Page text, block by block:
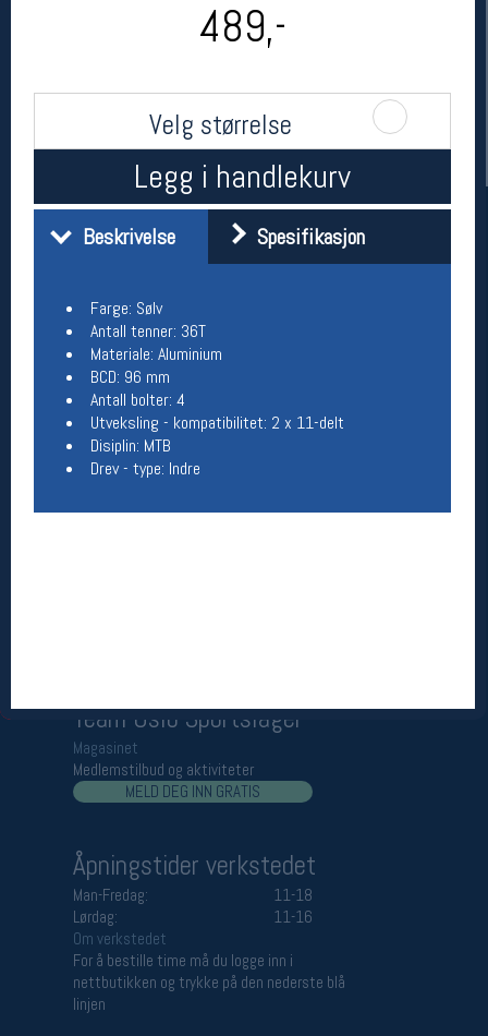
489,-
Velg størrelse
Legg i handlekurv
Beskrivelse Spesifikasjon
Farge: Sølv
Antall tenner: 36T
Materiale: Aluminium
BCD: 96 mm
Antall bolter: 4
Utveksling - kompatibilitet: 2 x 11-delt
Disiplin: MTB
Drev - type: Indre
Her finner du oss
Oslo Sportslager
Torggata 20
0183 Oslo
Telefon: 23 32 62 00
(telefontid man-fredag klokken 10-13)
Vis i kart
Om oss
Team Oslo Sportslager
Magasinet
Medlemstilbud og aktiviteter
MELD DEG INN GRATIS
Åpningstider verkstedet
Man-Fredag:
11-18
Lørdag:
11-16
Om verkstedet
For å bestille time må du logge inn i
nettbutikken og trykke på den nederste blå
linjen